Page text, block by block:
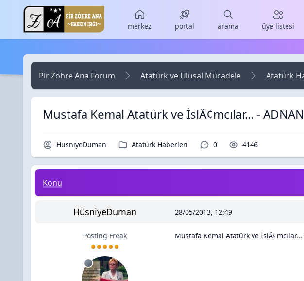
Skip to main content
merkez portal arama üye listesi
Pir Zöhre Ana Forum Atatürk ve Ulusal Mücadele Atatürk
Mustafa Kemal Atatürk ve İslÃ¢mcılar... -
Konu Sahibi / Yazar
HüsniyeDuman Kategori / Forum
Atatürk Haberleri Yorumlar / Cevaplar
0 Okunma /
4146
Mustafa Kemal Atatürk ve İslÃ¢mcılar... - ADNAN BERK OKAN
Konu
HüsniyeDuman 28/05/2013, 12:49
Posting Freak Mustafa Kemal Atatürk ve İslÃ¢mcılar...